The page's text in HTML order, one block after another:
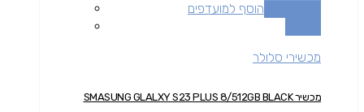
הוסף למועדפים
מכשירי סלולר
מכשיר SMASUNG GLALXY S23 PLUS 8/512GB BLACK